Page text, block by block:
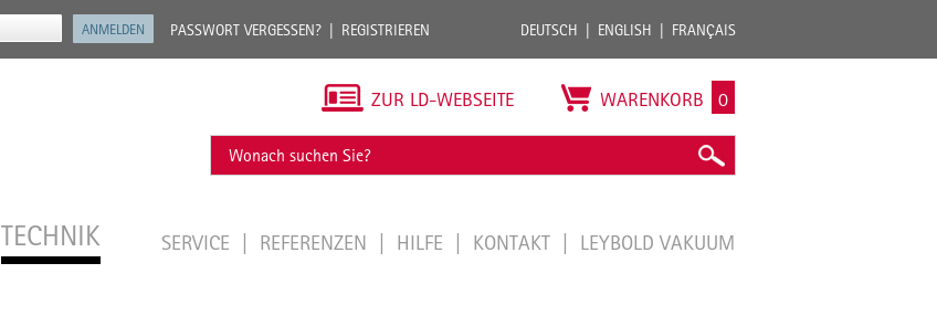
PASSWORT VERGESSEN? REGISTRIEREN DEUTSCH ENGLISH FRANÇAIS
TECHNIK
ZUR LD-WEBSEITE WARENKORB 0
SERVICE REFERENZEN HILFE KONTAKT LEYBOLD VAKUUM